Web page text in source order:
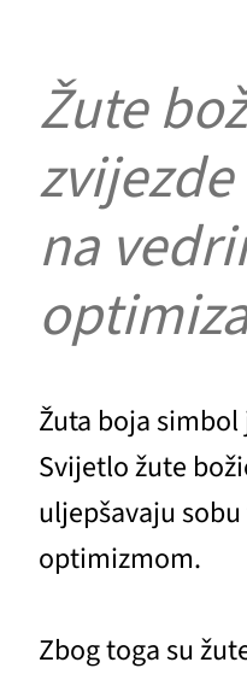
Žute
na
Žuta boja
Svijetlo žute
uljepšavaju
optimizmom.
Zbog toga su